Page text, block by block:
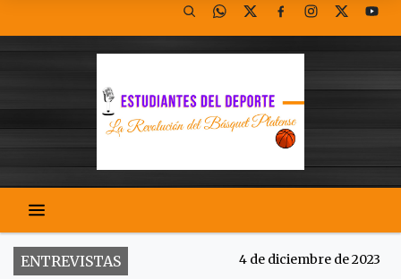
ENTREVISTAS 4 de diciembre de 2023